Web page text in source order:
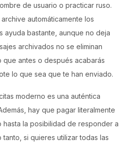
de usuario o practicar ruso.
automáticamente los
ayuda bastante, aunque no deja
archivados no se eliminan
que antes o después acabarás
lo que sea que te han enviado.
moderno es una auténtica
hay que pagar literalmente
la posibilidad de responder a
tanto, si quieres utilizar todas las